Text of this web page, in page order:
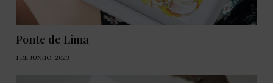
Ponte de Lima
1 DE JUNHO, 2023